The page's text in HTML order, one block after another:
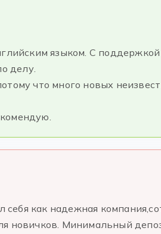
языком. С
делу.
что много новых
себя как надежная
новичков. Минимальный